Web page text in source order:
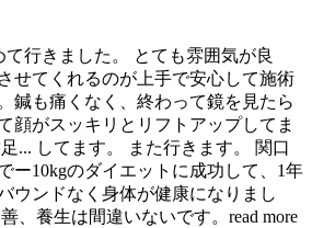
て行きました。 とても雰囲気が良
せてくれるのが上手で安心して施術
鍼も痛くなく、終わって鏡を見たら
顔がスッキリとリフトアップしてま
... してます。 また行きます。 関口
ー10kgのダイエットに成功して、1年
ウンドなく身体が健康になりまし
、養生は間違いないです。 read more